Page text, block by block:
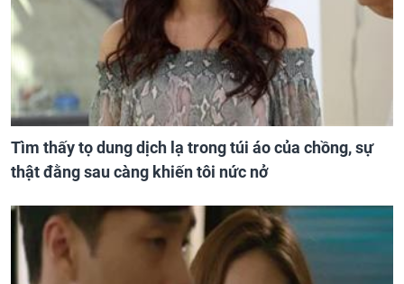
Tìm thấy tọ dung dịch lạ trong túi áo của chồng, sự
thật đằng sau càng khiến tôi nức nở